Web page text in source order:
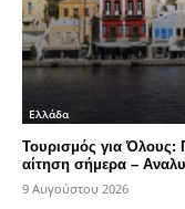
Ελλάδα
Τουρισμός για
αίτηση σήμερα –
9 Αυγούστου 2026